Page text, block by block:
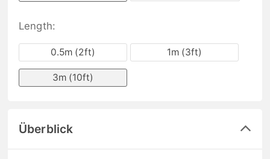
Length:
0.5m (2ft) 1m (3ft)
3m (10ft)
Überblick